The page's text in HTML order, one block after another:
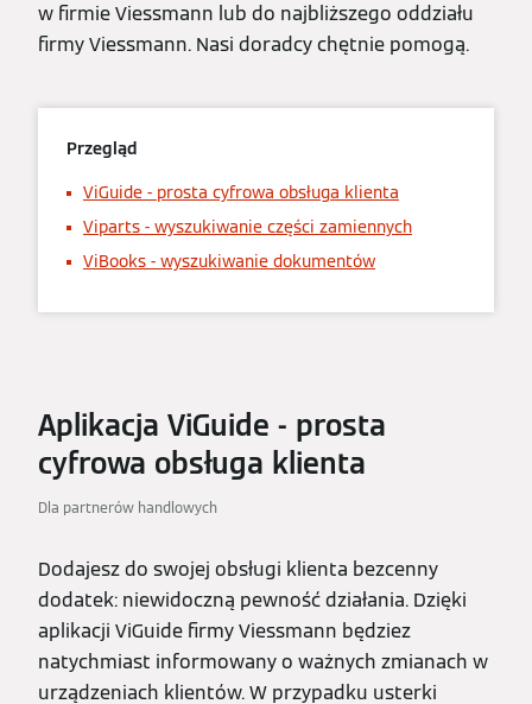
w firmie Viessmann lub do najbliższego oddziału
firmy Viessmann. Nasi doradcy chętnie pomogą.
Przegląd
ViGuide - prosta cyfrowa obsługa klienta
Viparts - wyszukiwanie części zamiennych
ViBooks - wyszukiwanie dokumentów
Aplikacja ViGuide - prosta
cyfrowa obsługa klienta
Dla partnerów handlowych
Dodajesz do swojej obsługi klienta bezcenny
dodatek: niewidoczną pewność działania. Dzięki
aplikacji ViGuide firmy Viessmann będziez
natychmiast informowany o ważnych zmianach w
urządzeniach klientów. W przypadku usterki